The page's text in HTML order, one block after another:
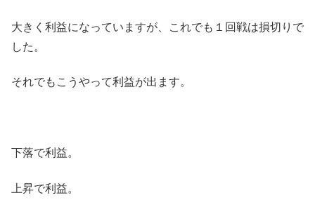
大きく利益になっていますが、これでも１回戦は損切りで
した。
それでもこうやって利益が出ます。
下落で利益。
上昇で利益。